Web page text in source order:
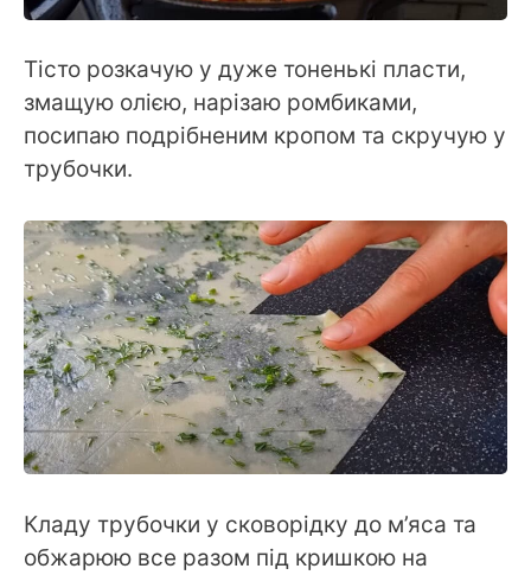
Тісто розкачую у дуже тоненькі пласти,
змащую олією, нарізаю ромбиками,
посипаю подрібненим кропом та скручую у
трубочки.
Кладу трубочки у сковорідку до м’яса та
обжарюю все разом під кришкою на